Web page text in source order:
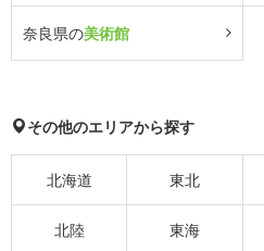
奈良県の美術館
その他のエリアから探す
北海道 東北
北陸 東海